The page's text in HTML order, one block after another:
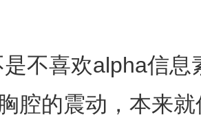
喜欢alpha信息
腔的震动，本来